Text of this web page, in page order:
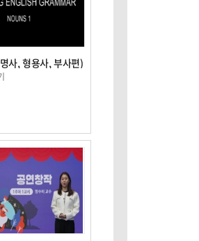
사, 형용사, 부사편)